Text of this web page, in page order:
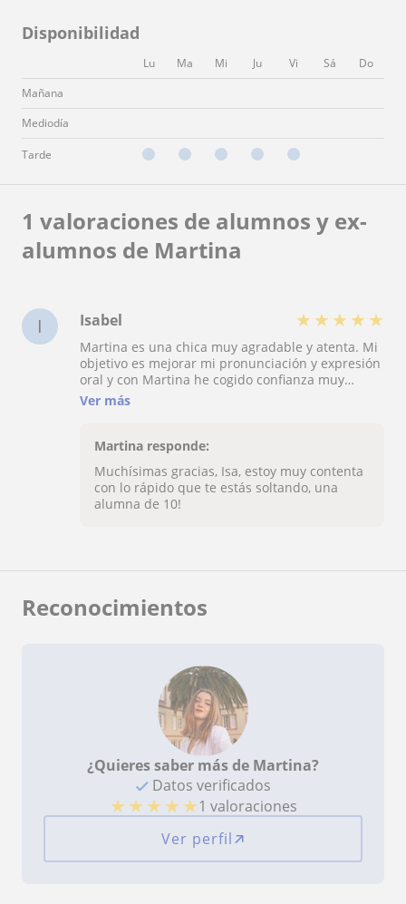
Disponibilidad
Lu Ma Mi Ju Vi Sá
Do
Mañana
Mediodía
Tarde
1 valoraciones de alumnos y ex-
alumnos de Martina
I Isabel ★ ★ ★ ★ ★
Martina es una chica muy agradable y atenta. Mi
objetivo es mejorar mi pronunciación y expresión
oral y con Martina he cogido confianza muy
rápido, lo que me ayuda a soltarme a hablar.
100% ????
Ver más
Martina responde:
Muchísimas gracias, Isa, estoy muy contenta
con lo rápido que te estás soltando, una
alumna de 10!
Reconocimientos
¿Quieres saber más de Martina?
Datos verificados
★ ★ ★ ★ ★1 valoraciones
Ver perfil